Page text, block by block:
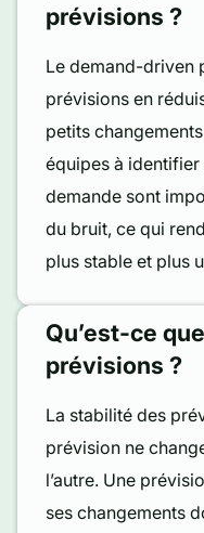
prévisions ?
Le demand-driven
prévisions en
petits
équipes à
demande sont
du bruit, ce qui
plus stable et plus
Qu’est-ce
prévisions ?
La stabilité des
prévision ne
l’autre. Une
ses changements